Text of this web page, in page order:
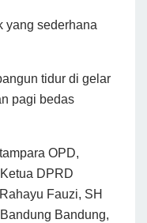
yang sederhana
tidur di gelar
pagi bedas
OPD,
DPRD
Fauzi, SH
Bandung,